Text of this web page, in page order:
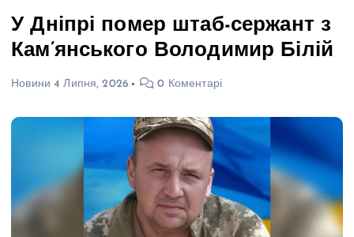
У Дніпрі помер штаб-сержант з
Кам’янського Володимир Білій
Новини 4 Липня, 2026 0 Коментарі